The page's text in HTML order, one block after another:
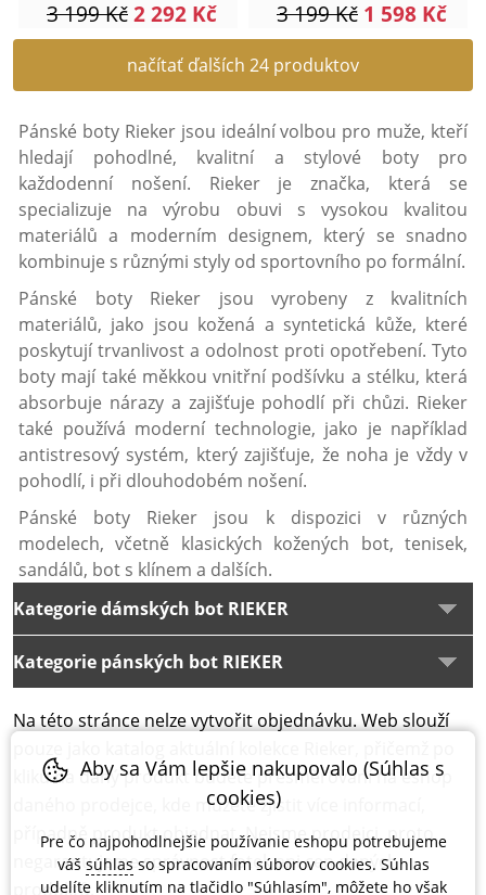
2 292 Kč
3 199Kč 1 598 Kč
3 199Kč
načítať ďalších 24 produktov
Pánské boty Rieker jsou ideální volbou pro muže, kteří
hledají pohodlné, kvalitní a stylové boty pro
každodenní nošení. Rieker je značka, která se
specializuje na výrobu obuvi s vysokou kvalitou
materiálů a moderním designem, který se snadno
kombinuje s různými styly od sportovního po formální.
Pánské boty Rieker jsou vyrobeny z kvalitních
materiálů, jako jsou kožená a syntetická kůže, které
poskytují trvanlivost a odolnost proti opotřebení. Tyto
boty mají také měkkou vnitřní podšívku a stélku, která
absorbuje nárazy a zajišťuje pohodlí při chůzi. Rieker
také používá moderní technologie, jako je například
antistresový systém, který zajišťuje, že noha je vždy v
pohodlí, i při dlouhodobém nošení.
Pánské boty Rieker jsou k dispozici v různých
modelech, včetně klasických kožených bot, tenisek,
sandálů, bot s klínem a dalších.
Kategorie dámských bot RIEKER
Kategorie pánských bot RIEKER
Na této stránce nelze vytvořit objednávku. Web slouží
kliku na daný produkt budete přesměrování na eshop
daného prodejce, kde můžete zjistit více informací,
případně produkt objednat. Nejsme prodejci, proto
negarantujeme správnost fotek ani cen daných
produktů.
Aby sa Vám lepšie nakupovalo (Súhlas s
cookies)
Pre čo najpohodlnejšie používanie eshopu potrebujeme
váš súhlas so spracovaním súborov cookies. Súhlas
udelíte kliknutím na tlačidlo "Súhlasím", môžete ho však